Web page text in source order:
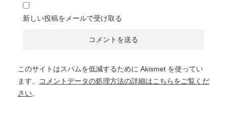
新しい投稿をメールで受け取る
このサイトはスパムを低減するために Akismet を使ってい
ます。
コメントデータの処理方法の詳細はこちらをご覧くだ
さい。